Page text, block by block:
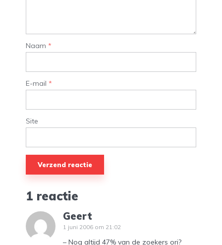
Naam *
E-mail *
Site
1 reactie
Geert
1 juni 2006 om 21:02
– Nog altijd 47% van de zoekers ori?